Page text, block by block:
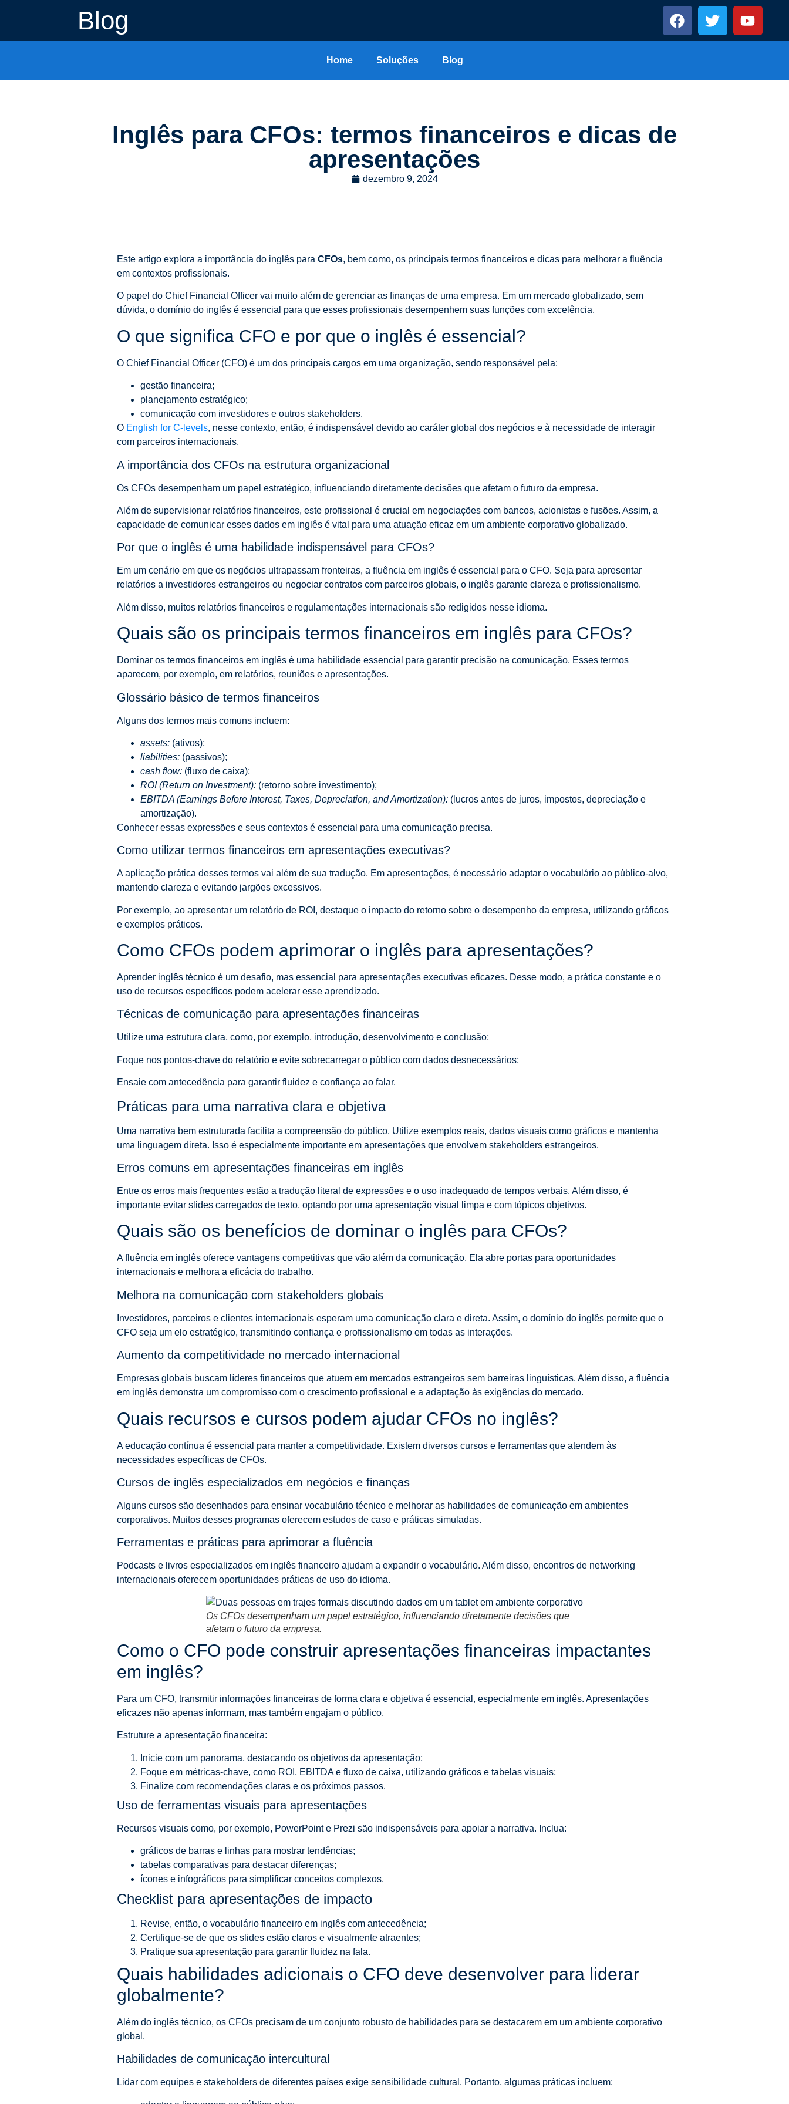
Blog
Home Soluções Blog
Inglês para CFOs: termos financeiros e dicas de
apresentações
dezembro 9, 2024
Este artigo explora a importância do inglês para CFOs, bem como, os principais termos financeiros e dicas para melhorar a fluência
em contextos profissionais.
O papel do Chief Financial Officer vai muito além de gerenciar as finanças de uma empresa. Em um mercado globalizado, sem
dúvida, o domínio do inglês é essencial para que esses profissionais desempenhem suas funções com excelência.
O que significa CFO e por que o inglês é essencial?
O Chief Financial Officer (CFO) é um dos principais cargos em uma organização, sendo responsável pela:
gestão financeira;
planejamento estratégico;
comunicação com investidores e outros stakeholders.
O English for C-levels, nesse contexto, então, é indispensável devido ao caráter global dos negócios e à necessidade de interagir
com parceiros internacionais.
A importância dos CFOs na estrutura organizacional
Os CFOs desempenham um papel estratégico, influenciando diretamente decisões que afetam o futuro da empresa.
Além de supervisionar relatórios financeiros, este profissional é crucial em negociações com bancos, acionistas e fusões. Assim, a
capacidade de comunicar esses dados em inglês é vital para uma atuação eficaz em um ambiente corporativo globalizado.
Por que o inglês é uma habilidade indispensável para CFOs?
Em um cenário em que os negócios ultrapassam fronteiras, a fluência em inglês é essencial para o CFO. Seja para apresentar
relatórios a investidores estrangeiros ou negociar contratos com parceiros globais, o inglês garante clareza e profissionalismo.
Além disso, muitos relatórios financeiros e regulamentações internacionais são redigidos nesse idioma.
Quais são os principais termos financeiros em inglês para CFOs?
Dominar os termos financeiros em inglês é uma habilidade essencial para garantir precisão na comunicação. Esses termos
aparecem, por exemplo, em relatórios, reuniões e apresentações.
Glossário básico de termos financeiros
Alguns dos termos mais comuns incluem:
assets:(ativos);
liabilities:(passivos);
cash flow:(fluxo de caixa);
ROI (Return on Investment):(retorno sobre investimento);
EBITDA (Earnings Before Interest, Taxes, Depreciation, and Amortization):(lucros antes de juros, impostos, depreciação e
amortização).
Conhecer essas expressões e seus contextos é essencial para uma comunicação precisa.
Como utilizar termos financeiros em apresentações executivas?
A aplicação prática desses termos vai além de sua tradução. Em apresentações, é necessário adaptar o vocabulário ao público-alvo,
mantendo clareza e evitando jargões excessivos.
Por exemplo, ao apresentar um relatório de ROI, destaque o impacto do retorno sobre o desempenho da empresa, utilizando gráficos
e exemplos práticos.
Como CFOs podem aprimorar o inglês para apresentações?
Aprender inglês técnico é um desafio, mas essencial para apresentações executivas eficazes. Desse modo, a prática constante e o
uso de recursos específicos podem acelerar esse aprendizado.
Técnicas de comunicação para apresentações financeiras
Utilize uma estrutura clara, como, por exemplo, introdução, desenvolvimento e conclusão;
Foque nos pontos-chave do relatório e evite sobrecarregar o público com dados desnecessários;
Ensaie com antecedência para garantir fluidez e confiança ao falar.
Práticas para uma narrativa clara e objetiva
Uma narrativa bem estruturada facilita a compreensão do público. Utilize exemplos reais, dados visuais como gráficos e mantenha
uma linguagem direta. Isso é especialmente importante em apresentações que envolvem stakeholders estrangeiros.
Erros comuns em apresentações financeiras em inglês
Entre os erros mais frequentes estão a tradução literal de expressões e o uso inadequado de tempos verbais. Além disso, é
importante evitar slides carregados de texto, optando por uma apresentação visual limpa e com tópicos objetivos.
Quais são os benefícios de dominar o inglês para CFOs?
A fluência em inglês oferece vantagens competitivas que vão além da comunicação. Ela abre portas para oportunidades
internacionais e melhora a eficácia do trabalho.
Melhora na comunicação com stakeholders globais
Investidores, parceiros e clientes internacionais esperam uma comunicação clara e direta. Assim, o domínio do inglês permite que o
CFO seja um elo estratégico, transmitindo confiança e profissionalismo em todas as interações.
Aumento da competitividade no mercado internacional
Empresas globais buscam líderes financeiros que atuem em mercados estrangeiros sem barreiras linguísticas. Além disso, a fluência
em inglês demonstra um compromisso com o crescimento profissional e a adaptação às exigências do mercado.
Quais recursos e cursos podem ajudar CFOs no inglês?
A educação contínua é essencial para manter a competitividade. Existem diversos cursos e ferramentas que atendem às
necessidades específicas de CFOs.
Cursos de inglês especializados em negócios e finanças
Alguns cursos são desenhados para ensinar vocabulário técnico e melhorar as habilidades de comunicação em ambientes
corporativos. Muitos desses programas oferecem estudos de caso e práticas simuladas.
Ferramentas e práticas para aprimorar a fluência
Podcasts e livros especializados em inglês financeiro ajudam a expandir o vocabulário. Além disso, encontros de networking
internacionais oferecem oportunidades práticas de uso do idioma.
Os CFOs desempenham um papel estratégico, influenciando diretamente decisões que
afetam o futuro da empresa.
Como o CFO pode construir apresentações financeiras impactantes
em inglês?
Para um CFO, transmitir informações financeiras de forma clara e objetiva é essencial, especialmente em inglês. Apresentações
eficazes não apenas informam, mas também engajam o público.
Estruture a apresentação financeira:
Inicie com um panorama, destacando os objetivos da apresentação;
Foque em métricas-chave, como ROI, EBITDA e fluxo de caixa, utilizando gráficos e tabelas visuais;
Finalize com recomendações claras e os próximos passos.
Uso de ferramentas visuais para apresentações
Recursos visuais como, por exemplo, PowerPoint e Prezi são indispensáveis para apoiar a narrativa. Inclua:
gráficos de barras e linhas para mostrar tendências;
tabelas comparativas para destacar diferenças;
ícones e infográficos para simplificar conceitos complexos.
Checklist para apresentações de impacto
Revise, então, o vocabulário financeiro em inglês com antecedência;
Certifique-se de que os slides estão claros e visualmente atraentes;
Pratique sua apresentação para garantir fluidez na fala.
Quais habilidades adicionais o CFO deve desenvolver para liderar
globalmente?
Além do inglês técnico, os CFOs precisam de um conjunto robusto de habilidades para se destacarem em um ambiente corporativo
global.
Habilidades de comunicação intercultural
Lidar com equipes e stakeholders de diferentes países exige sensibilidade cultural. Portanto, algumas práticas incluem: